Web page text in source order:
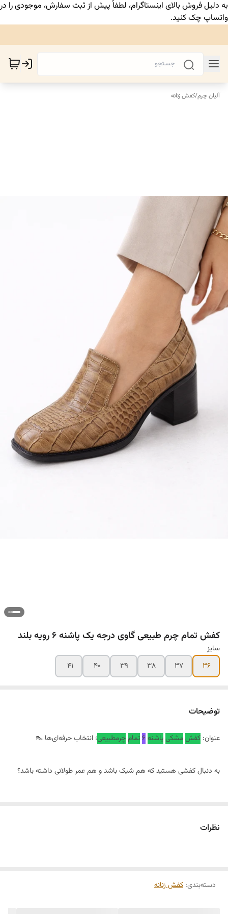
به دلیل فروش بالای اینستاگرام، لطفاً پیش از ثبت سفارش، موجودی را در
واتساپ چک کنید.
آلیان چرم/کفش زنانه
کفش تمام چرم طبیعی گاوی درجه یک پاشنه ۶ رویه بلند
سایز
۳۶
۳۷ ۳۸ ۳۹ ۴۰ ۴۱
توضیحات
عنوان: کفشمشکیپاشنه ۶تمامچرمطبیعی؛ انتخاب حرفه‌ای‌ها 👠
به دنبال کفشی هستید که هم شیک باشد و هم عمر طولانی داشته باشد؟
نظرات
دسته‌بندی: کفش زنانه